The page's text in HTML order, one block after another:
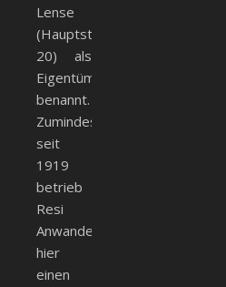
Lense
(Hauptstr.
20) als
Eigentümer
benannt.
Zumindest
seit
1919
betrieb
Resi
Anwander
hier
einen